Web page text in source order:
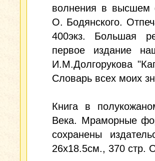
волнения в высшем
О. Бодянского.
400экз. Большая
первое издание
И.М.Долгорукова
Словарь всех моих
Книга в
Века. Мраморные
сохранены
26x18.5см., 370 стр.